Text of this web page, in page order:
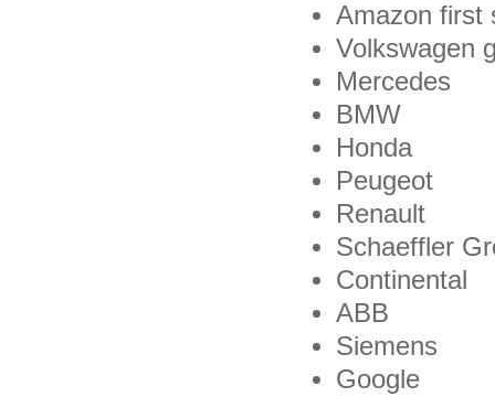
Amazon first
Volkswagen
Mercedes
BMW
Honda
Peugeot
Renault
Schaeffler
Continental
ABB
Siemens
Google